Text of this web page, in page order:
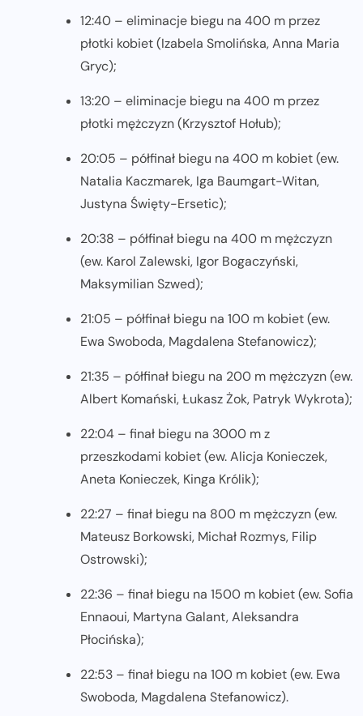
12:40 – eliminacje biegu na 400 m przez
płotki kobiet (Izabela Smolińska, Anna Maria
Gryc);
13:20 – eliminacje biegu na 400 m przez
płotki mężczyzn (Krzysztof Hołub);
20:05 – półfinał biegu na 400 m kobiet (ew.
Natalia Kaczmarek, Iga Baumgart-Witan,
Justyna Święty-Ersetic);
20:38 – półfinał biegu na 400 m mężczyzn
(ew. Karol Zalewski, Igor Bogaczyński,
Maksymilian Szwed);
21:05 – półfinał biegu na 100 m kobiet (ew.
Ewa Swoboda, Magdalena Stefanowicz);
21:35 – półfinał biegu na 200 m mężczyzn (ew.
Albert Komański, Łukasz Żok, Patryk Wykrota);
22:04 – finał biegu na 3000 m z
przeszkodami kobiet (ew. Alicja Konieczek,
Aneta Konieczek, Kinga Królik);
22:27 – finał biegu na 800 m mężczyzn (ew.
Mateusz Borkowski, Michał Rozmys, Filip
Ostrowski);
22:36 – finał biegu na 1500 m kobiet (ew. Sofia
Ennaoui, Martyna Galant, Aleksandra
Płocińska);
22:53 – finał biegu na 100 m kobiet (ew. Ewa
Swoboda, Magdalena Stefanowicz).